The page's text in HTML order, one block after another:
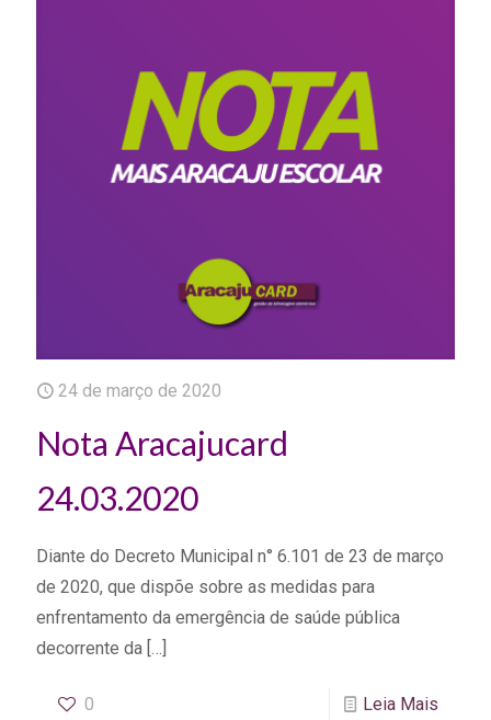
24 de março de 2020
Nota Aracajucard
24.03.2020
Diante do Decreto Municipal n° 6.101 de 23 de março
de 2020, que dispõe sobre as medidas para
enfrentamento da emergência de saúde pública
decorrente da […]
0 Leia Mais